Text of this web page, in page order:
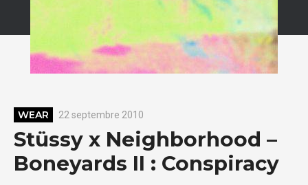
WEAR 22 septembre 2010
Stüssy x Neighborhood –
Boneyards II : Conspiracy